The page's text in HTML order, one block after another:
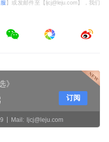
官方授权
粉末”概念宣传，实
，请务必用上述方
授牌，才能真正守
】或发邮件至【ljcj@leju.com】，我们
》
Mail: ljcj@leju.com
订阅